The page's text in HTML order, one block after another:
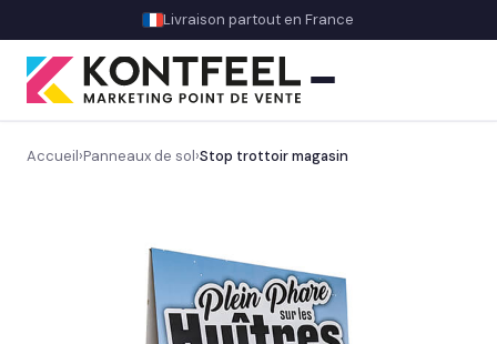
Livraison partout en France
Découvrez notre gamme PLV carton sur mesure
Totem carton
Accueil›Panneaux de sol›Stop trottoir magasin